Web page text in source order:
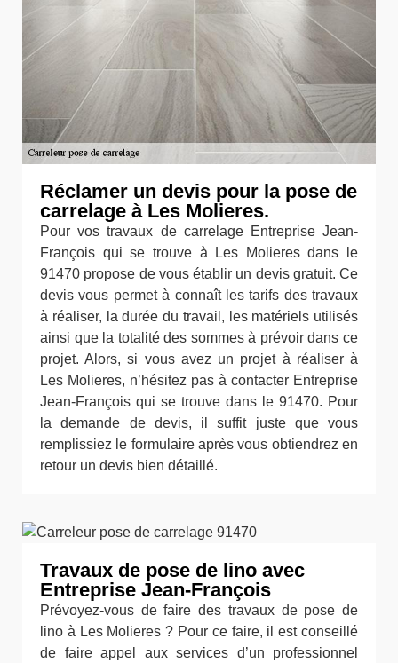
Réclamer un devis pour la pose de
carrelage à Les Molieres.
Pour vos travaux de carrelage Entreprise Jean-
François qui se trouve à Les Molieres dans le
91470 propose de vous établir un devis gratuit. Ce
devis vous permet à connaît les tarifs des travaux
à réaliser, la durée du travail, les matériels utilisés
ainsi que la totalité des sommes à prévoir dans ce
projet. Alors, si vous avez un projet à réaliser à
Les Molieres, n’hésitez pas à contacter Entreprise
Jean-François qui se trouve dans le 91470. Pour
la demande de devis, il suffit juste que vous
remplissiez le formulaire après vous obtiendrez en
retour un devis bien détaillé.
Travaux de pose de lino avec
Entreprise Jean-François
Prévoyez-vous de faire des travaux de pose de
lino à Les Molieres ? Pour ce faire, il est conseillé
de faire appel aux services d’un professionnel